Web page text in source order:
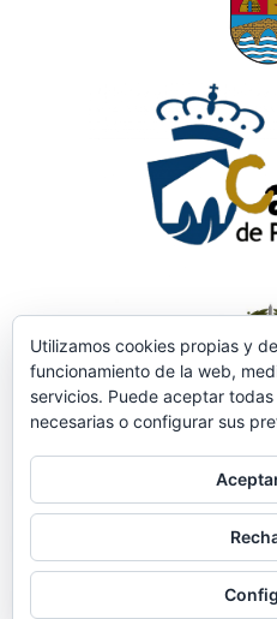
Utilizamos cookies propias y
funcionamiento de la web,
servicios. Puede aceptar
necesarias o configurar sus